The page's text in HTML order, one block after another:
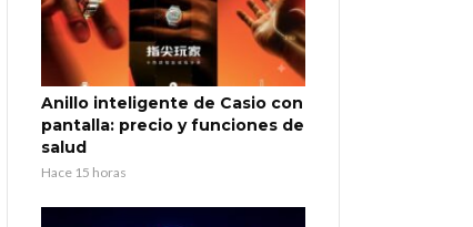
Anillo inteligente de Casio con
pantalla: precio y funciones de
salud
Hace 15 horas